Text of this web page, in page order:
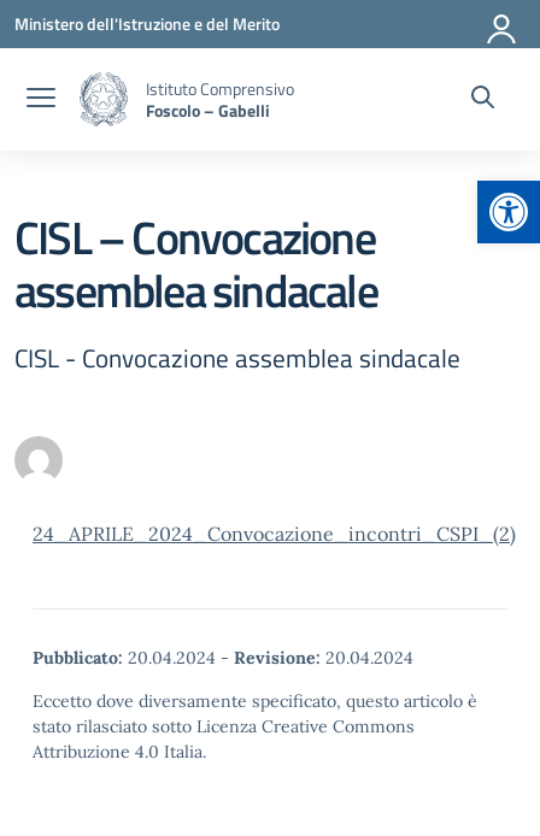
Vai ai contenuti
Vai al menu di navigazione
Vai al footer
Ministero dell'Istruzione e del Merito
Istituto Comprensivo
Foscolo – Gabelli
CISL – Convocazione
assemblea sindacale
CISL - Convocazione assemblea sindacale
24_APRILE_2024_Convocazione_incontri_CSPI_(2)
Pubblicato: 20.04.2024 - Revisione: 20.04.2024
Eccetto dove diversamente specificato, questo articolo è
stato rilasciato sotto Licenza Creative Commons
Attribuzione 4.0 Italia.